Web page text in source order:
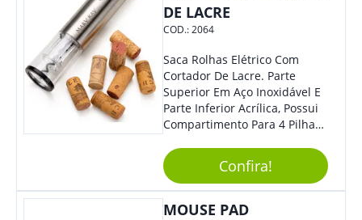
DE LACRE
COD.:2064
Saca Rolhas Elétrico Com
Cortador De Lacre. Parte
Superior Em Aço Inoxidável E
Parte Inferior Acrílica, Possui
Compartimento Para 4 Pilhas
Acompanha Pilhas) – Contém
Desenho Indicativo De
Abertura E Fechamento Da
Tampa; Botões Para Extração
Confira!
MOUSE PAD